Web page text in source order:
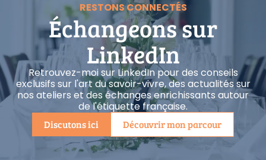
RESTONS CONNECTÉS
Échangeons sur
LinkedIn
Retrouvez-moi sur LinkedIn pour des conseils
exclusifs sur l'art du savoir-vivre, des actualités sur
nos ateliers et des échanges enrichissants autour
de l'étiquette française.
Discutons ici Découvrir mon parcour